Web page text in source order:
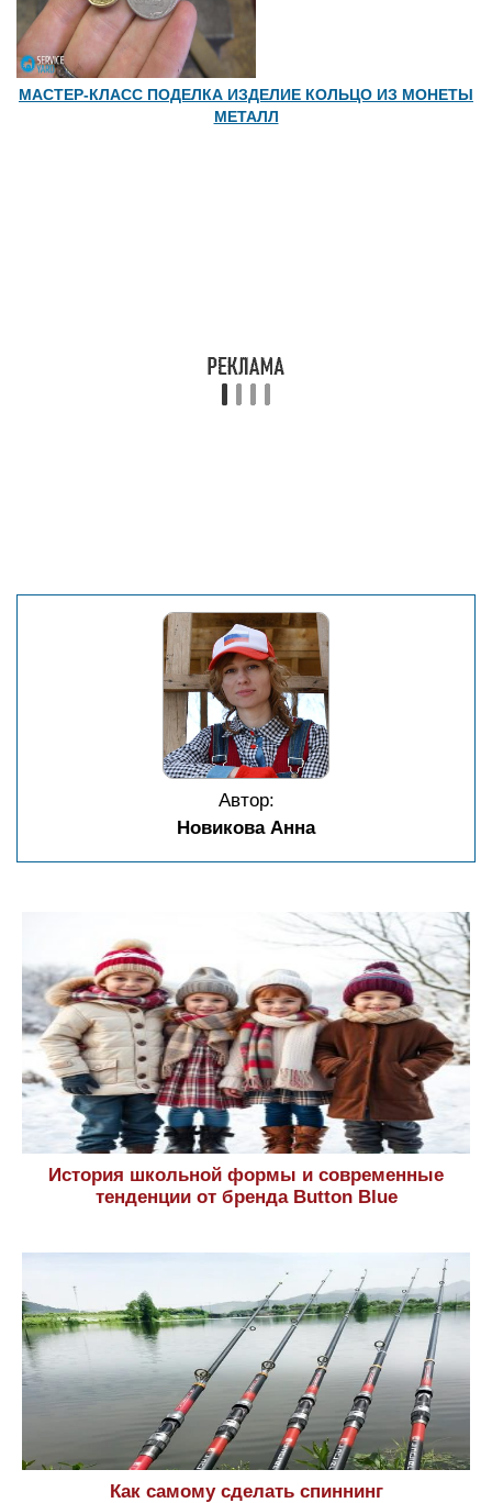
МАСТЕР-КЛАСС ПОДЕЛКА ИЗДЕЛИЕ КОЛЬЦО ИЗ МОНЕТЫ
МЕТАЛЛ
Автор:
Новикова Анна
История школьной формы и современные
тенденции от бренда Button Blue
Как самому сделать спиннинг